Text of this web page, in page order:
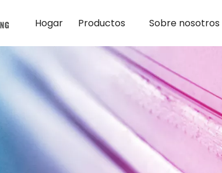
Hogar Productos Sobre nosotros